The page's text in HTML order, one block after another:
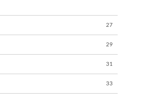
27
29
31
33